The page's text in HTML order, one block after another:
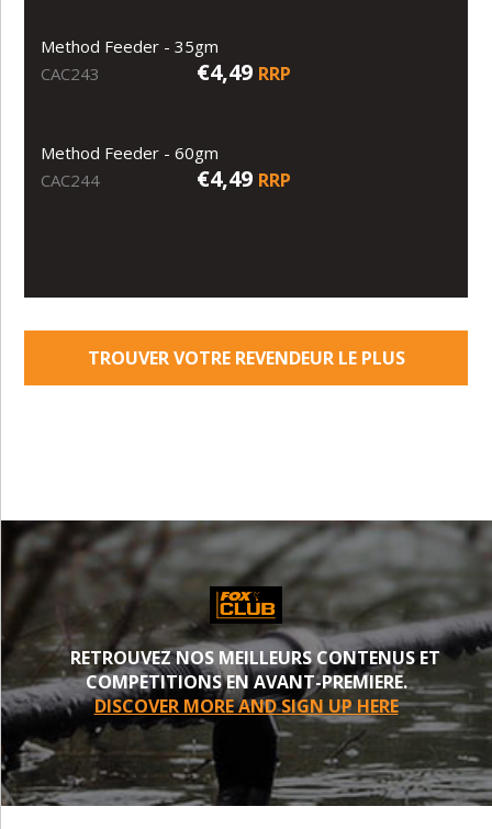
Method Feeder - 35gm
CAC243
€4,49 RRP
Method Feeder - 60gm
CAC244
€4,49 RRP
TROUVER VOTRE REVENDEUR LE PLUS
RETROUVEZ NOS MEILLEURS CONTENUS ET
COMPETITIONS EN AVANT-PREMIERE.
DISCOVER MORE AND SIGN UP HERE